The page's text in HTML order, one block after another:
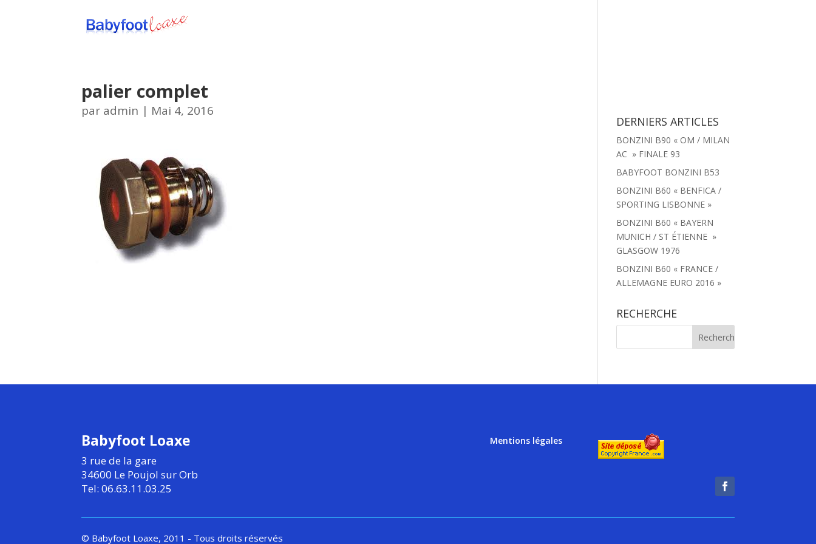
palier complet
par admin | Mai 4, 2016
DERNIERS ARTICLES
BONZINI B90 « OM / MILAN
AC » FINALE 93
BABYFOOT BONZINI B53
BONZINI B60 « BENFICA /
SPORTING LISBONNE »
BONZINI B60 « BAYERN
MUNICH / ST ÉTIENNE »
GLASGOW 1976
BONZINI B60 « FRANCE /
ALLEMAGNE EURO 2016 »
RECHERCHE
Babyfoot Loaxe
3 rue de la gare
34600 Le Poujol sur Orb
Tel: 06.63.11.03.25
Mentions légales
© Babyfoot Loaxe, 2011 - Tous droits réservés